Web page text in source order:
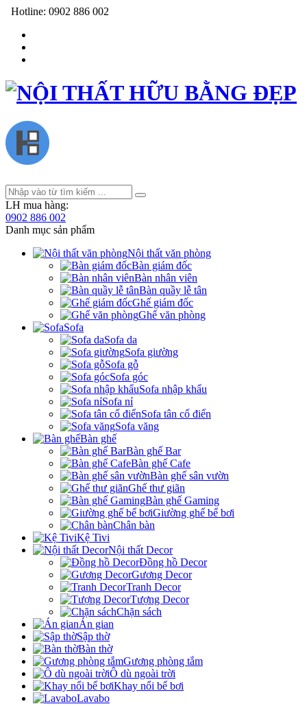
Hotline: 0902 886 002
LH mua hàng:
0902 886 002
Danh mục sản phẩm
Nội thất văn phòng
Bàn giám đốc
Bàn nhân viên
Bàn quầy lễ tân
Ghế giám đốc
Ghế văn phòng
Sofa
Sofa da
Sofa giường
Sofa gỗ
Sofa góc
Sofa nhập khẩu
Sofa nỉ
Sofa tân cổ điển
Sofa văng
Bàn ghế
Bàn ghế Bar
Bàn ghế Cafe
Bàn ghế sân vườn
Ghế thư giãn
Bàn ghế Gaming
Giường ghế bể bơi
Chân bàn
Kệ Tivi
Nội thất Decor
Đồng hồ Decor
Gương Decor
Tranh Decor
Tượng Decor
Chặn sách
Án gian
Sập thờ
Bàn thờ
Gương phòng tắm
Ô dù ngoài trời
Khay nổi bể bơi
Lavabo